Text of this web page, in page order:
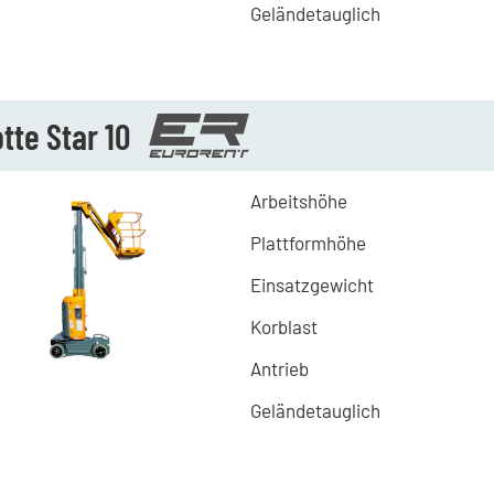
Geländetauglich
Star 10
Arbeitshöhe
Plattformhöhe
Einsatzgewicht
Korblast
Antrieb
Geländetauglich